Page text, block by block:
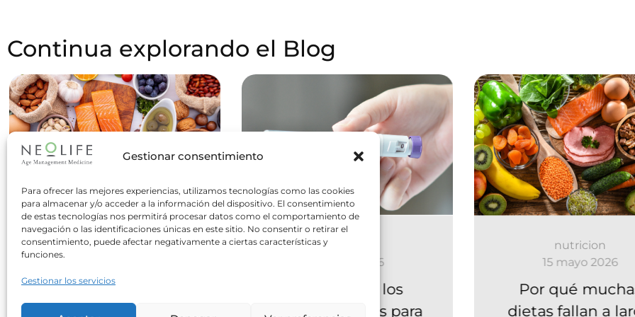
Gestionar consentimiento
Para ofrecer las mejores experiencias, utilizamos tecnologías como las cookies
para almacenar y/o acceder a la información del dispositivo. El consentimiento
de estas tecnologías nos permitirá procesar datos como el comportamiento de
navegación o las identificaciones únicas en este sitio. No consentir o retirar el
consentimiento, puede afectar negativamente a ciertas características y
funciones.
Gestionar los servicios
Continua explorando el Blog
nutricion
¿Hay que hacer cinco
comidas al día o es
nutricion
18 junio 2026
El boom de los
medicamentos para
nutricion
15 mayo 2026
Por qué
dietas fallan a